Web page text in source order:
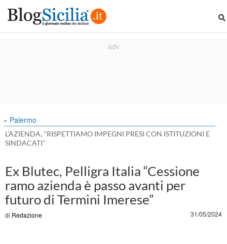
» Palermo
L’AZIENDA, "RISPETTIAMO IMPEGNI PRESI CON ISTITUZIONI E
SINDACATI"
Ex Blutec, Pelligra Italia “Cessione
ramo azienda è passo avanti per
futuro di Termini Imerese”
di Redazione 31/05/2024